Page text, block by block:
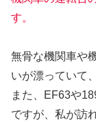
す。
無骨な機関車や
いが漂っていて
また、EF63や
ですが、私が訪